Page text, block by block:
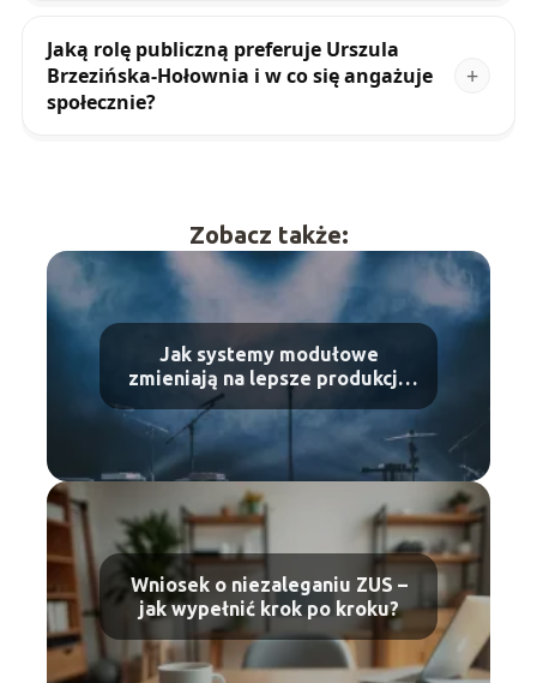
Jaką rolę publiczną preferuje Urszula
Brzezińska-Hołownia i w co się angażuje
społecznie?
Zobacz także:
Jak systemy modułowe
zmieniają na lepsze produkcję
wydarzeń masowych?
Wniosek o niezaleganiu ZUS –
jak wypełnić krok po kroku?